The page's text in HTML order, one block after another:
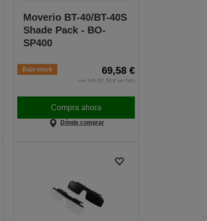
Moverio BT-40/BT-40S
Shade Pack - BO-
SP400
Bajo stock 69,58 €
con IVA (57,50 € sin IVA)
Compra ahora
Dónde comprar